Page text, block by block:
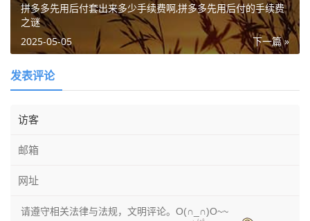
拼多多先用后付套出来多少手续费啊,拼多多先用后付的手续费
之谜
下一篇 »
2025-05-05
发表评论